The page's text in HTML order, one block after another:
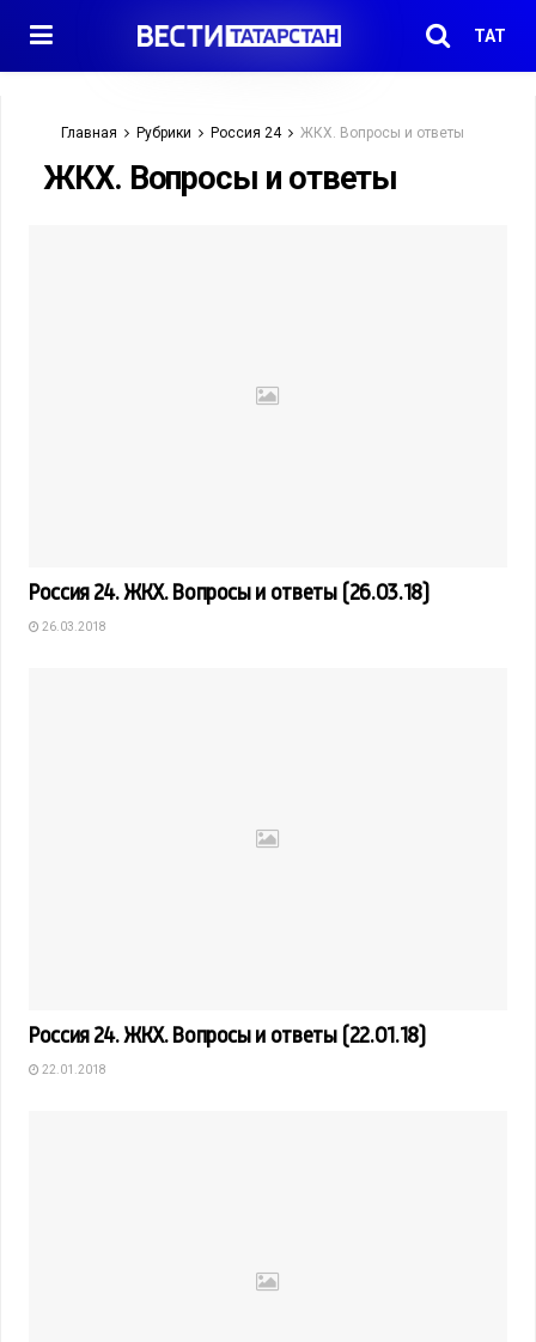
ТАТ
Главная Рубрики Россия 24 ЖКХ. Вопросы и ответы
ЖКХ. Вопросы и ответы
Россия 24. ЖКХ. Вопросы и ответы (26.03.18)
26.03.2018
Россия 24. ЖКХ. Вопросы и ответы (22.01.18)
22.01.2018